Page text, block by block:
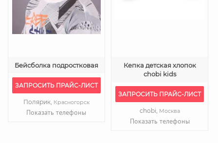
Бейсболка подростковая
ЗАПРОСИТЬ ПРАЙС-ЛИСТ
Полярик, Красногорск
Показать телефоны
Кепка детская хлопок
chobi kids
ЗАПРОСИТЬ ПРАЙС-ЛИСТ
chobi, Москва
Показать телефоны